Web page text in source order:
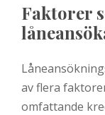
Faktorer
av flera
omfattande